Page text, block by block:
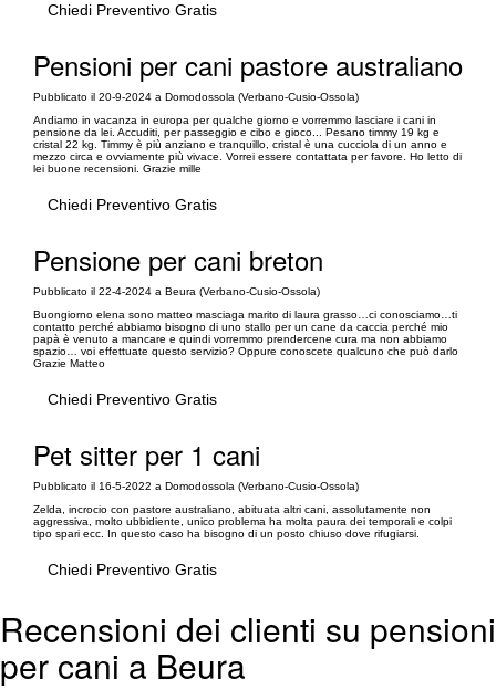
Chiedi Preventivo Gratis
Pensioni per cani pastore australiano
Pubblicato il 20-9-2024 a Domodossola (Verbano-Cusio-Ossola)
Andiamo in vacanza in europa per qualche giorno e vorremmo lasciare i cani in
pensione da lei. Accuditi, per passeggio e cibo e gioco... Pesano timmy 19 kg e
cristal 22 kg. Timmy è più anziano e tranquillo, cristal è una cucciola di un anno e
mezzo circa e ovviamente più vivace. Vorrei essere contattata per favore. Ho letto di
lei buone recensioni. Grazie mille
Chiedi Preventivo Gratis
Pensione per cani breton
Pubblicato il 22-4-2024 a Beura (Verbano-Cusio-Ossola)
Buongiorno elena sono matteo masciaga marito di laura grasso…ci conosciamo…ti
contatto perché abbiamo bisogno di uno stallo per un cane da caccia perché mio
papà è venuto a mancare e quindi vorremmo prendercene cura ma non abbiamo
spazio… voi effettuate questo servizio? Oppure conoscete qualcuno che può darlo
Grazie Matteo
Chiedi Preventivo Gratis
Pet sitter per 1 cani
Pubblicato il 16-5-2022 a Domodossola (Verbano-Cusio-Ossola)
Zelda, incrocio con pastore australiano, abituata altri cani, assolutamente non
aggressiva, molto ubbidiente, unico problema ha molta paura dei temporali e colpi
tipo spari ecc. In questo caso ha bisogno di un posto chiuso dove rifugiarsi.
Chiedi Preventivo Gratis
Recensioni dei clienti su pensioni
per cani a Beura